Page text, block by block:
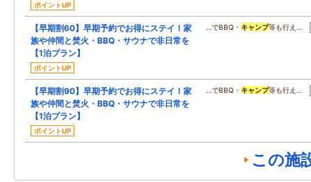
ポイントUP
【早期割60】早期予約でお得にステイ！家
族や仲間と焚火・BBQ・サウナで非日常を
【1泊プラン】
ポイントUP
…でBBQ・ キャンプ等も行え…
【早期割90】早期予約でお得にステイ！家
族や仲間と焚火・BBQ・サウナで非日常を
【1泊プラン】
ポイントUP
…でBBQ・ キャンプ等も行え…
この施